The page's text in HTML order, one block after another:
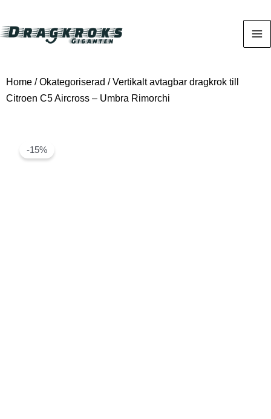
Home /Okategoriserad / Vertikalt avtagbar dragkrok till
Citroen C5 Aircross – Umbra Rimorchi
-15%